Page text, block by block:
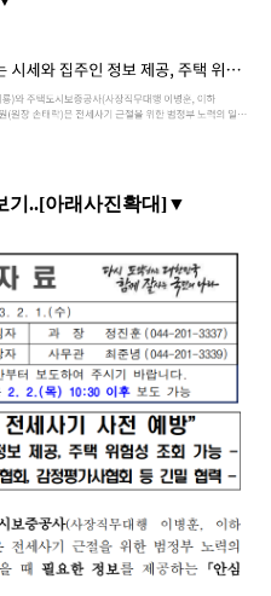
기..[아래사진확대]▼